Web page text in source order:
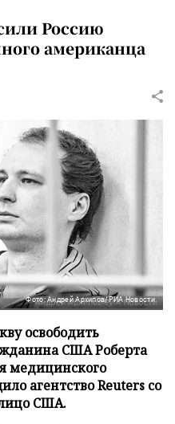
Россию
американца
Фото: Андрей Архипов/РИА Новости
освободить
США Роберта
медицинского
агентство Reuters со
США.